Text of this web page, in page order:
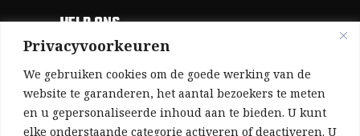
Privacyvoorkeuren
We gebruiken cookies om de goede werking van de
website te garanderen, het aantal bezoekers te meten
en u gepersonaliseerde inhoud aan te bieden. U kunt
elke onderstaande categorie activeren of deactiveren. U
HELP ONS
Aangezien we volledig zelf gefinancierd zijn
(zonder subsidies, zonder commerciële
advertenties en zonder rijke sponsors), zijn we
voor de publicatie van ons tijdschrift uitsluitend